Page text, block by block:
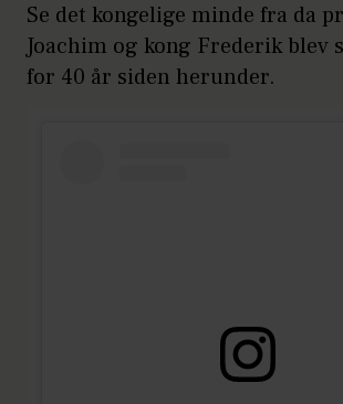
Se det kongelige minde fra da
Joachim og kong Frederik blev
for 40 år siden herunder.